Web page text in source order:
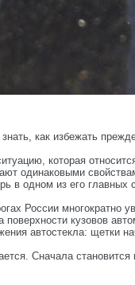
как избежать
которая
одинаковыми
одном из его главных
России многократно
кузовов
автостекла: щетки
Сначала